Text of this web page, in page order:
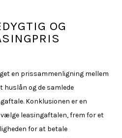
OG
en prissammenligning mellem
og de samlede
Konklusionen er en
leasingaftalen, frem for et
for at betale